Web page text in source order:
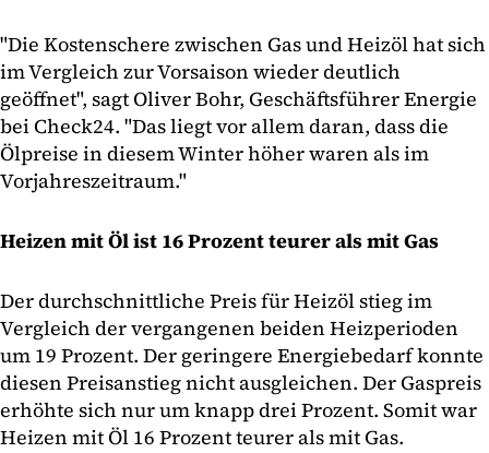
"Die Kostenschere zwischen Gas und Heizöl hat sich
im Vergleich zur Vorsaison wieder deutlich
geöffnet", sagt Oliver Bohr, Geschäftsführer Energie
bei Check24. "Das liegt vor allem daran, dass die
Ölpreise in diesem Winter höher waren als im
Vorjahreszeitraum."
Heizen mit Öl ist 16 Prozent teurer als mit Gas
Der durchschnittliche Preis für Heizöl stieg im
Vergleich der vergangenen beiden Heizperioden
um 19 Prozent. Der geringere Energiebedarf konnte
diesen Preisanstieg nicht ausgleichen. Der Gaspreis
erhöhte sich nur um knapp drei Prozent. Somit war
Heizen mit Öl 16 Prozent teurer als mit Gas.